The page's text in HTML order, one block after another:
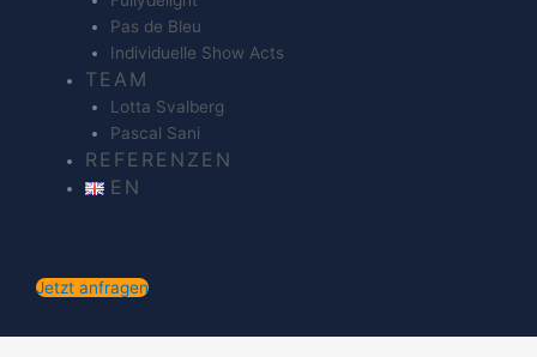
Pas de Bleu
Individuelle Show Acts
TEAM
Lotta Svalberg
Pascal Sani
REFERENZEN
EN
Jetzt anfragen